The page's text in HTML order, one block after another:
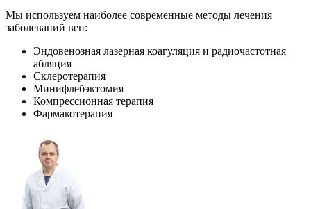
Мы используем наиболее современные методы лечения
заболеваний вен:
Эндовенозная лазерная коагуляция и радиочастотная
абляция
Склеротерапия
Минифлебэктомия
Компрессионная терапия
Фармакотерапия